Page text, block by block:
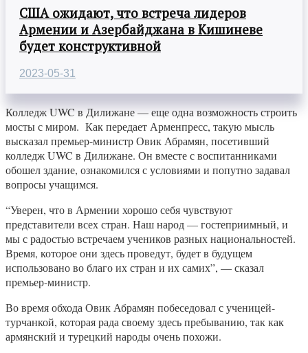
США ожидают, что встреча лидеров
Армении и Азербайджана в Кишиневе
будет конструктивной
2023-05-31
Колледж UWC в Дилижане — еще одна возможность строить
мосты с миром. Как передает Арменпресс, такую мысль
высказал премьер-министр Овик Абрамян, посетивший
колледж UWC в Дилижане. Он вместе с воспитанниками
обошел здание, ознакомился с условиями и попутно задавал
вопросы учащимся.
“Уверен, что в Армении хорошо себя чувствуют
представители всех стран. Наш народ — гостеприимный, и
мы с радостью встречаем учеников разных национальностей.
Время, которое они здесь проведут, будет в будущем
использовано во благо их стран и их самих”, — сказал
премьер-министр.
Во время обхода Овик Абрамян побеседовал с ученицей-
турчанкой, которая рада своему здесь пребыванию, так как
армянский и турецкий народы очень похожи.